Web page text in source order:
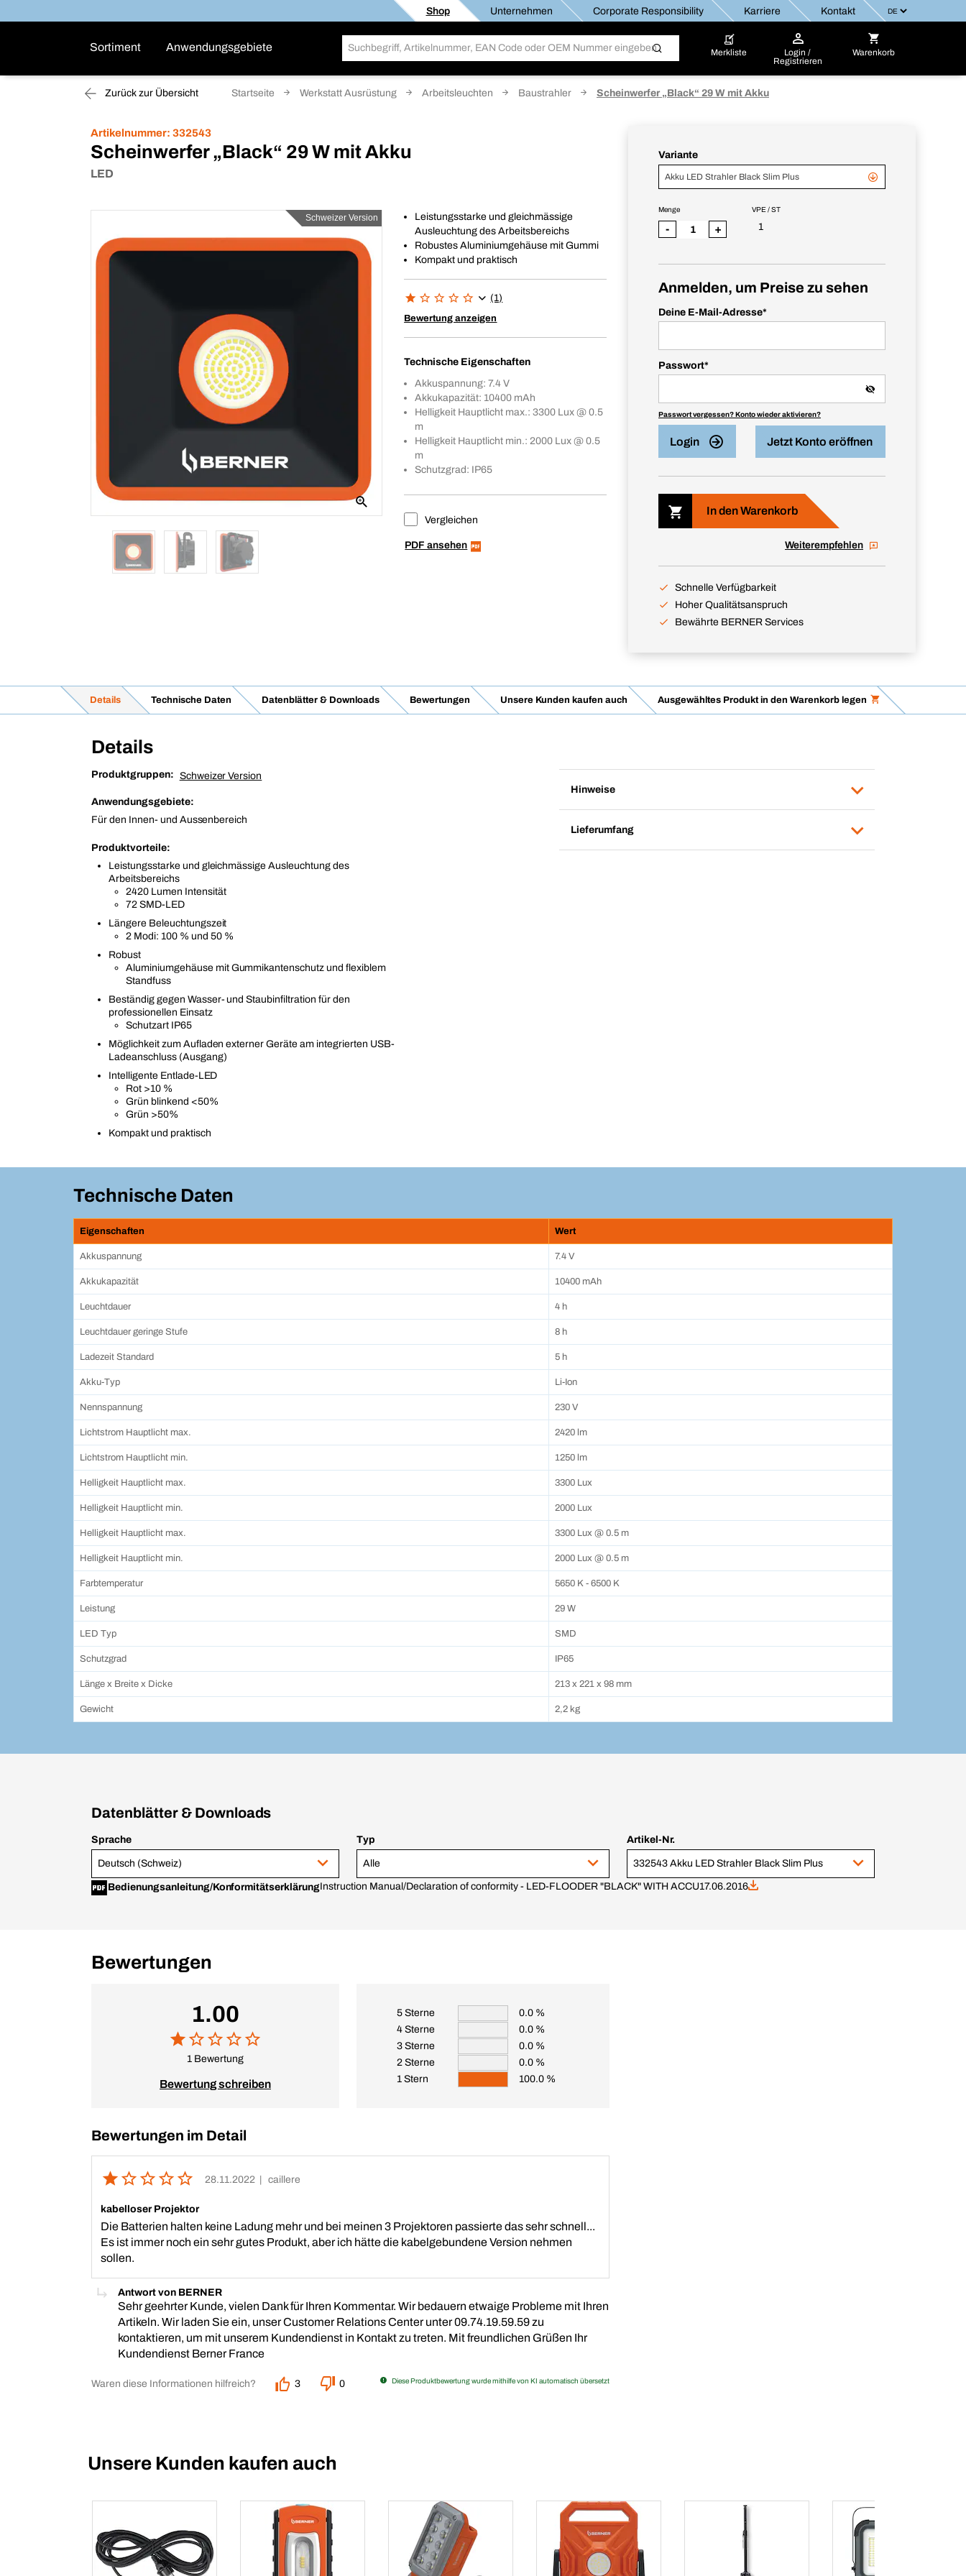
Shop Unternehmen Corporate Responsibility Karriere Kontakt
Sortiment Anwendungsgebiete Merkliste
Login /
Registrieren
Warenkorb
Zurück zur Übersicht Startseite Werkstatt Ausrüstung Arbeitsleuchten Baustrahler Scheinwerfer „Black“ 29 W mit Akku
Artikelnummer: 332543
Scheinwerfer „Black“ 29 W mit Akku
LED
Schweizer Version
Leistungsstarke und gleichmässige
Ausleuchtung des Arbeitsbereichs
Robustes Aluminiumgehäuse mit Gummi
Kompakt und praktisch
(1)
Bewertung anzeigen
Technische Eigenschaften
Akkuspannung: 7.4 V
Akkukapazität: 10400 mAh
Helligkeit Hauptlicht max.: 3300 Lux @ 0.5
m
Helligkeit Hauptlicht min.: 2000 Lux @ 0.5
m
Schutzgrad: IP65
Vergleichen
PDF ansehen
Variante
Akku LED Strahler Black Slim Plus
VPE / ST
1
Menge
- +
Anmelden, um Preise zu sehen
Deine E-Mail-Adresse*
Passwort*
Passwort vergessen? Konto wieder aktivieren?
Login Jetzt Konto eröffnen
In den Warenkorb
Weiterempfehlen
Schnelle Verfügbarkeit
Hoher Qualitätsanspruch
Bewährte BERNER Services
Details Technische Daten Datenblätter & Downloads Bewertungen Unsere Kunden kaufen auch Ausgewähltes Produkt in den Warenkorb legen
Details
Produktgruppen: Schweizer Version
Anwendungsgebiete:
Für den Innen- und Aussenbereich
Produktvorteile:
Leistungsstarke und gleichmässige Ausleuchtung des
Arbeitsbereichs
2420 Lumen Intensität
72 SMD-LED
Längere Beleuchtungszeit
2 Modi: 100 % und 50 %
Robust
Aluminiumgehäuse mit Gummikantenschutz und flexiblem
Standfuss
Beständig gegen Wasser- und Staubinfiltration für den
professionellen Einsatz
Schutzart IP65
Möglichkeit zum Aufladen externer Geräte am integrierten USB-
Ladeanschluss (Ausgang)
Intelligente Entlade-LED
Rot >10 %
Grün blinkend <50%
Grün >50%
Kompakt und praktisch
Hinweise
Lieferumfang
Technische Daten
Eigenschaften Wert
Akkuspannung 7.4 V
Akkukapazität 10400 mAh
Leuchtdauer 4 h
Leuchtdauer geringe Stufe 8 h
Ladezeit Standard 5 h
Akku-Typ Li-Ion
Nennspannung 230 V
Lichtstrom Hauptlicht max. 2420 lm
Lichtstrom Hauptlicht min. 1250 lm
Helligkeit Hauptlicht max. 3300 Lux
Helligkeit Hauptlicht min. 2000 Lux
Helligkeit Hauptlicht max. 3300 Lux @ 0.5 m
Helligkeit Hauptlicht min. 2000 Lux @ 0.5 m
Farbtemperatur 5650 K - 6500 K
Leistung 29 W
LED Typ SMD
Schutzgrad IP65
Länge x Breite x Dicke 213 x 221 x 98 mm
Gewicht 2,2 kg
Datenblätter & Downloads
Sprache
Deutsch (Schweiz)
Typ
Alle
Artikel-Nr.
332543 Akku LED Strahler Black Slim Plus
Bedienungsanleitung/KonformitätserklärungInstruction Manual/Declaration of conformity - LED-FLOODER "BLACK" WITH ACCU17.06.2016
Bewertungen
1.00
1 Bewertung
Bewertung schreiben
5 Sterne
0.0 %
4 Sterne
0.0 %
3 Sterne
0.0 %
2 Sterne
0.0 %
1 Stern
100.0 %
Bewertungen im Detail
28.11.2022 | caillere
kabelloser Projektor
Die Batterien halten keine Ladung mehr und bei meinen 3 Projektoren passierte das sehr schnell...
Es ist immer noch ein sehr gutes Produkt, aber ich hätte die kabelgebundene Version nehmen
sollen.
Antwort von BERNER
Sehr geehrter Kunde, vielen Dank für Ihren Kommentar. Wir bedauern etwaige Probleme mit Ihren
Artikeln. Wir laden Sie ein, unser Customer Relations Center unter 09.74.19.59.59 zu
kontaktieren, um mit unserem Kundendienst in Kontakt zu treten. Mit freundlichen Grüßen Ihr
Kundendienst Berner France
Waren diese Informationen hilfreich? 3 0 Diese Produktbewertung wurde mithilfe von KI automatisch übersetzt
Unsere Kunden kaufen auch